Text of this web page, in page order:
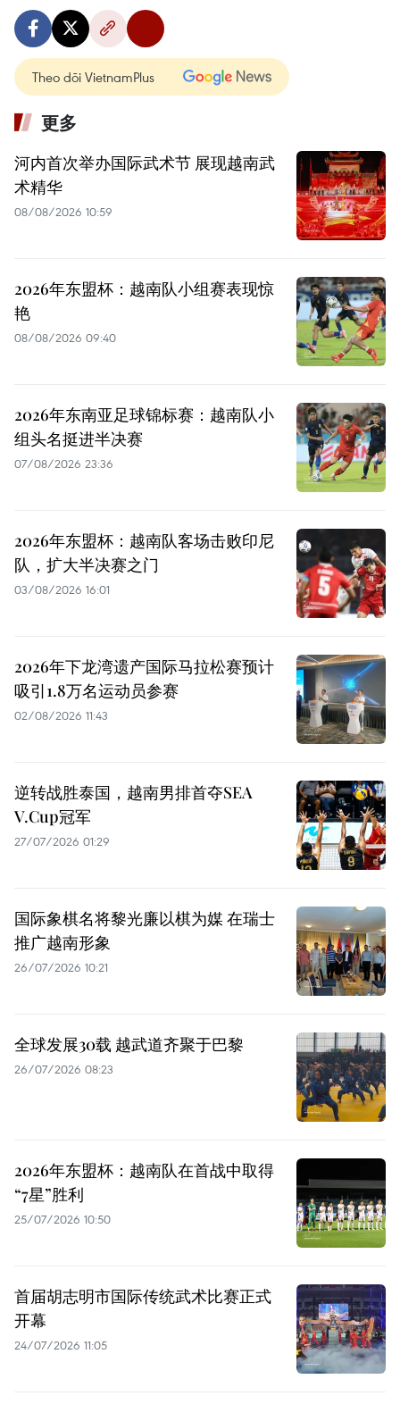
Theo dõi VietnamPlus
更多
河内首次举办国际武术节 展现越南武
术精华
08/08/2026 10:59
2026年东盟杯：越南队小组赛表现惊
艳
08/08/2026 09:40
2026年东南亚足球锦标赛：越南队小
组头名挺进半决赛
07/08/2026 23:36
2026年东盟杯：越南队客场击败印尼
队，扩大半决赛之门
03/08/2026 16:01
2026年下龙湾遗产国际马拉松赛预计
吸引1.8万名运动员参赛
02/08/2026 11:43
逆转战胜泰国，越南男排首夺SEA
V.Cup冠军
27/07/2026 01:29
国际象棋名将黎光廉以棋为媒 在瑞士
推广越南形象
26/07/2026 10:21
全球发展30载 越武道齐聚于巴黎
26/07/2026 08:23
2026年东盟杯：越南队在首战中取得
“7星”胜利
25/07/2026 10:50
首届胡志明市国际传统武术比赛正式
开幕
24/07/2026 11:05